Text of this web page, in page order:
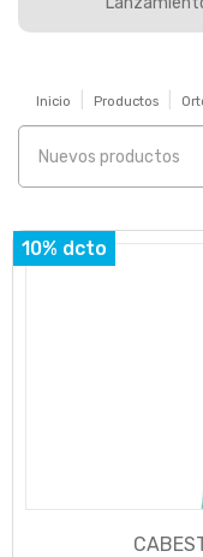
Inicio Productos
10% dcto